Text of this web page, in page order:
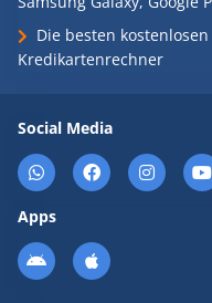
Die besten
Kredikartenrechner
Social Media
Apps